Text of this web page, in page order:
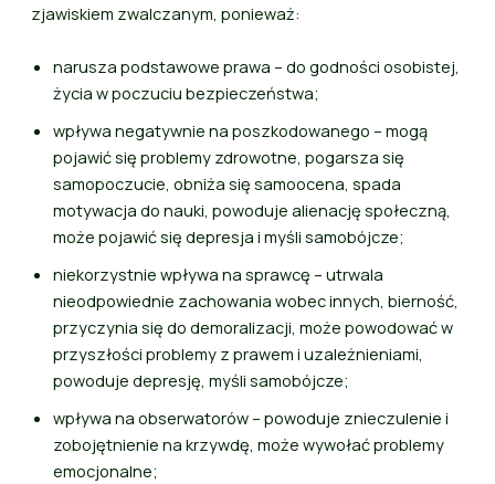
zjawiskiem zwalczanym, ponieważ:
narusza podstawowe prawa – do godności osobistej,
życia w poczuciu bezpieczeństwa;
wpływa negatywnie na poszkodowanego – mogą
pojawić się problemy zdrowotne, pogarsza się
samopoczucie, obniża się samoocena, spada
motywacja do nauki, powoduje alienację społeczną,
może pojawić się depresja i myśli samobójcze;
niekorzystnie wpływa na sprawcę – utrwala
nieodpowiednie zachowania wobec innych, bierność,
przyczynia się do demoralizacji, może powodować w
przyszłości problemy z prawem i uzależnieniami,
powoduje depresję, myśli samobójcze;
wpływa na obserwatorów – powoduje znieczulenie i
zobojętnienie na krzywdę, może wywołać problemy
emocjonalne;